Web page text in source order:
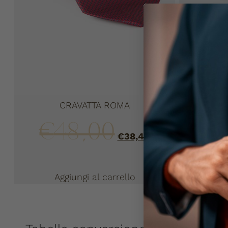
CRAVATTA ROMA
€48,00 €38,40
Aggiungi al carrello
€